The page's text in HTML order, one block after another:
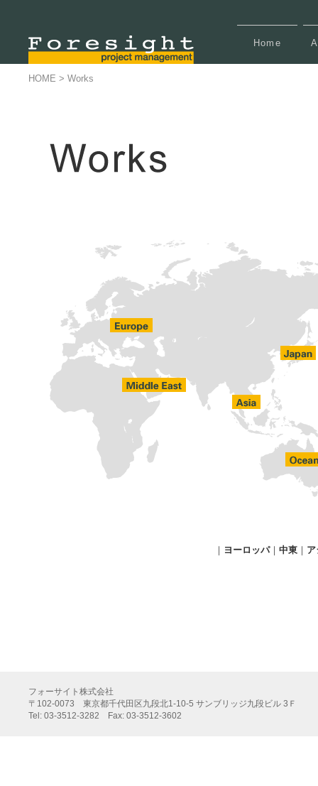
Home
HOME > Works
｜ ヨーロッパ｜ 中東｜ ア
フォーサイト株式会社
〒102-0073 東京都千代田区九段北1-10-5 サンブリッジ九段ビル 3Ｆ
Tel: 03-3512-3282 Fax: 03-3512-3602